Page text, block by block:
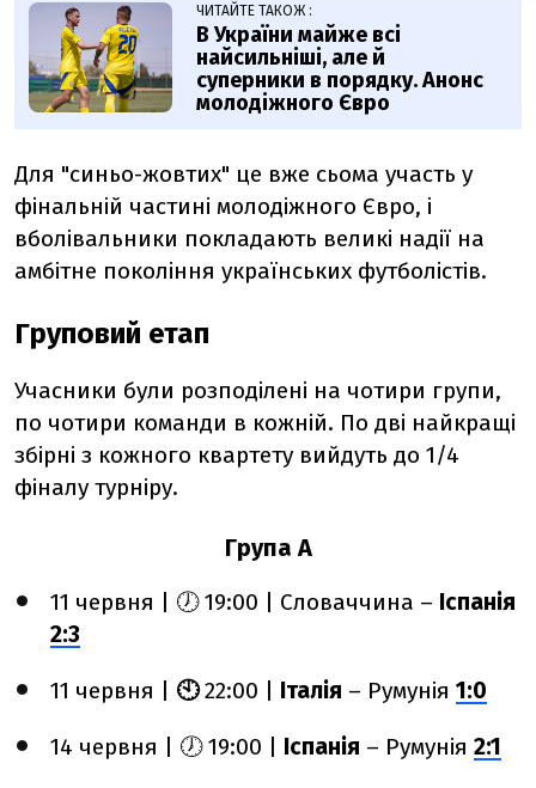
ЧИТАЙТЕ ТАКОЖ :
В України майже всі
найсильніші, але й
суперники в порядку. Анонс
молодіжного Євро
Для "синьо-жовтих" це вже сьома участь у
фінальній частині молодіжного Євро, і
вболівальники покладають великі надії на
амбітне покоління українських футболістів.
Груповий етап
Учасники були розподілені на чотири групи,
по чотири команди в кожній. По дві найкращі
збірні з кожного квартету вийдуть до 1/4
фіналу турніру.
Група A
11 червня | 🕖 19:00 | Словаччина – Іспанія
2:3
11 червня | 🕙22:00 | Італія – Румунія 1:0
14 червня | 🕖 19:00 | Іспанія – Румунія 2:1